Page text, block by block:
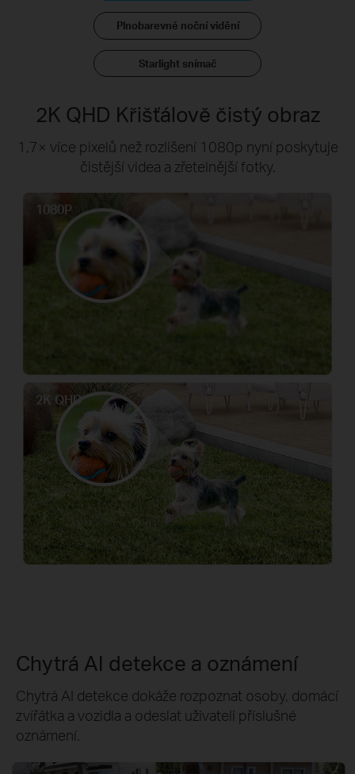
Plnobarevné noční vidění
Starlight snímač
2K QHD Křišťálově čistý obraz
1,7× více pixelů než rozlišení 1080p nyní poskytuje
čistější videa a zřetelnější fotky.
1080P
2K QHD
Chytrá AI detekce a oznámení
Chytrá AI detekce dokáže rozpoznat osoby, domácí
zvířátka a vozidla a odeslat uživateli příslušné
oznámení.